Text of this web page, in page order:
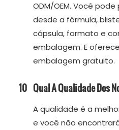
ODM/OEM. Você
desde a fórmula,
cápsula, formato e
embalagem. E
embalagem gratuito.
10 Qual A Qualidade Dos
A qualidade é a
e você não